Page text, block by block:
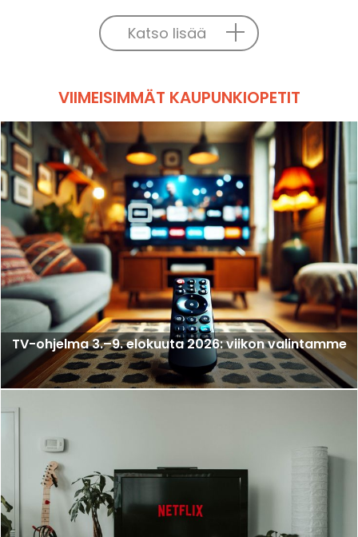
Katso lisää
VIIMEISIMMÄT KAUPUNKIOPETIT
TV-ohjelma 3.–9. elokuuta 2026: viikon valintamme